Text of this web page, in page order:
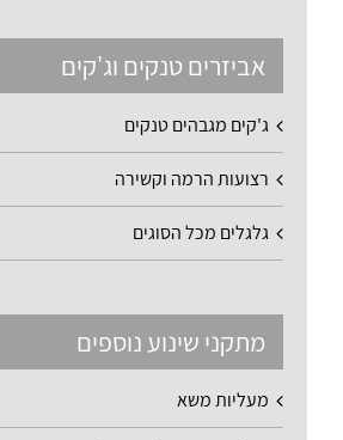
אביזרים טנקים וג'קים
ג'קים מגבהים טנקים
רצועות הרמה וקשירה
גלגלים מכל הסוגים
מתקני שינוע נוספים
מעליות משא